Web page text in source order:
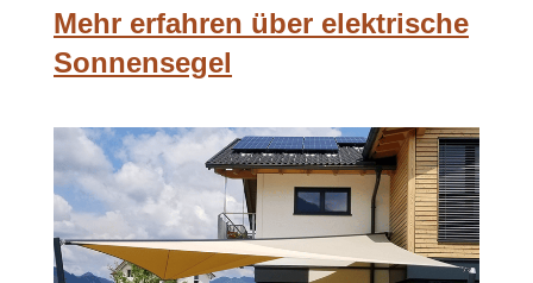
Mehr erfahren über elektrische
Sonnensegel